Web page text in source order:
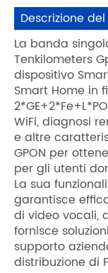
Descrizione
La banda
Tenkilometers
dispositivo
Smart Home in
WiFi, diagnosi
e altre
GPON per
per gli utenti
La sua
garantisce
di video vocali,
fornisce
supporto
distribuzione di